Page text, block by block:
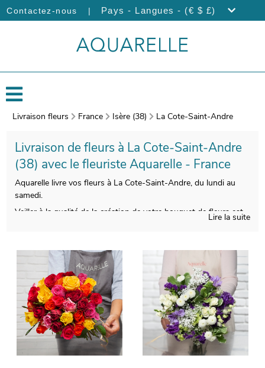
Contactez-nous | Pays - Langues - (€ $ £)
Livraison fleurs France Isère (38) La Cote-Saint-Andre
Livraison de fleurs à La Cote-Saint-Andre
(38) avec le fleuriste Aquarelle - France
Aquarelle livre vos fleurs à La Cote-Saint-Andre, du lundi au
samedi.
Veiller à la qualité de la création de votre bouquet de fleurs est
transport. Àvant de l’expédier, une photo de votre composition
sera prise. Vous pourrez visualiser le style de votre bouquet,
puisque nous vous enverrons cette photo. L’expédition sera
ensuite lancée. Rendez votre bouquet plus original encore avec
une photo ou un message selon vos préférences.
Lire la suite